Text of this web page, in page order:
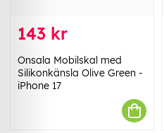
143 kr
Onsala Mobilskal med
Silikonkänsla Olive Green -
iPhone 17